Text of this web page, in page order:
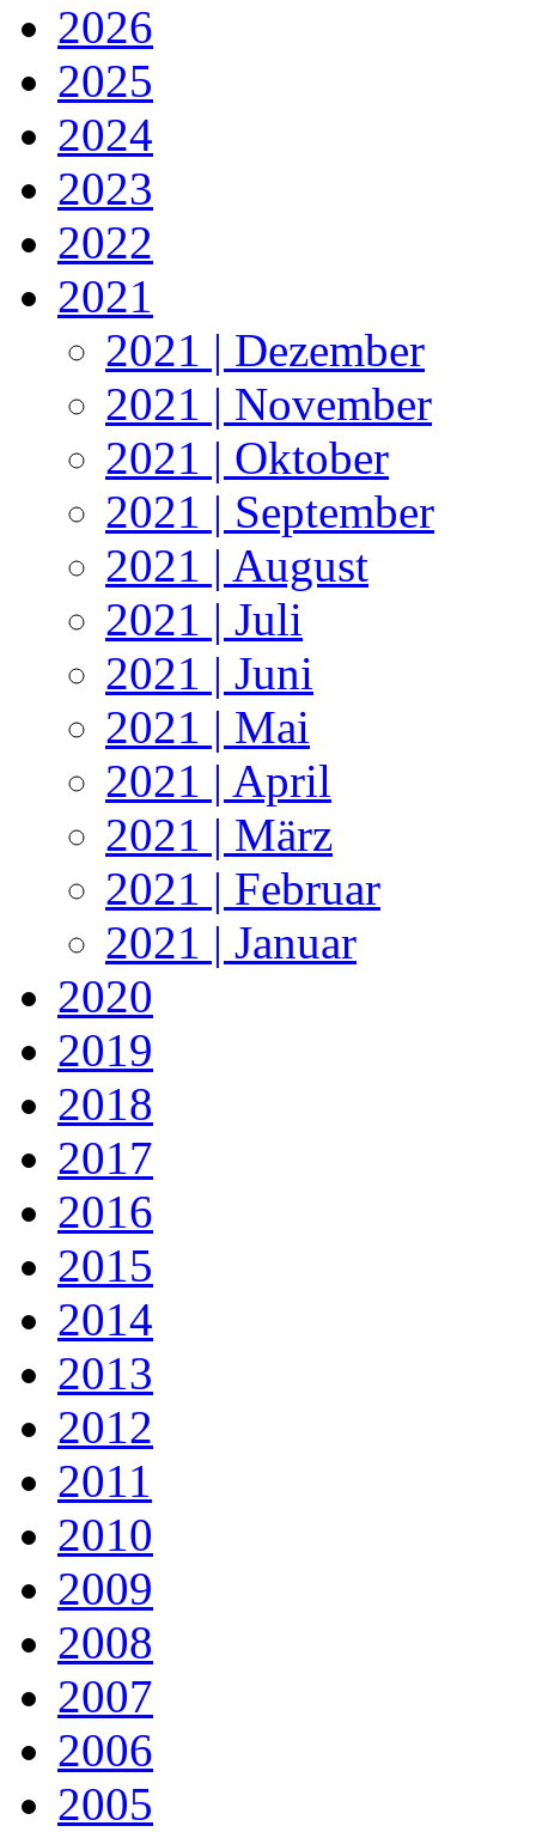
2026
2025
2024
2023
2022
2021
2021 | Dezember
2021 | November
2021 | Oktober
2021 | September
2021 | August
2021 | Juli
2021 | Juni
2021 | Mai
2021 | April
2021 | März
2021 | Februar
2021 | Januar
2020
2019
2018
2017
2016
2015
2014
2013
2012
2011
2010
2009
2008
2007
2006
2005